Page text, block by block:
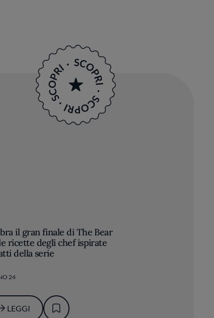
il gran finale di The Bear
ricette degli chef ispirate
della serie
24
LEGGI